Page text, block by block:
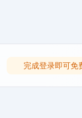
完成登录即可免